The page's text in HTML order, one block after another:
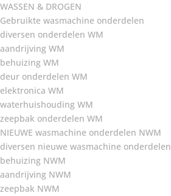
WASSEN & DROGEN
Gebruikte wasmachine onderdelen
diversen onderdelen WM
aandrijving WM
behuizing WM
deur onderdelen WM
elektronica WM
waterhuishouding WM
zeepbak onderdelen WM
NIEUWE wasmachine onderdelen NWM
diversen nieuwe wasmachine onderdelen
behuizing NWM
aandrijving NWM
zeepbak NWM